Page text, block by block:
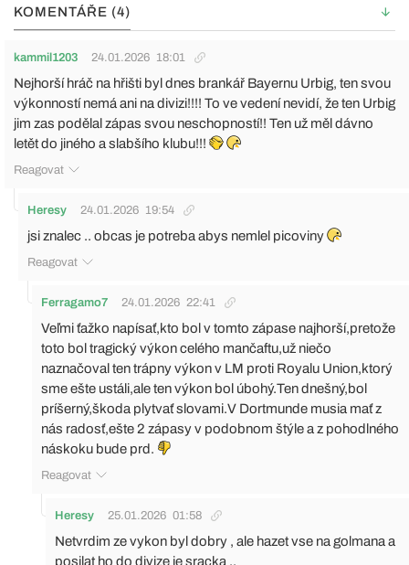
KOMENTÁŘE (4)
kammil1203 24.01.2026 18:01
Nejhorší hráč na hřišti byl dnes brankář Bayernu Urbig, ten svou
výkonností nemá ani na divizi!!!! To ve vedení nevidí, že ten Urbig
jim zas podělal zápas svou neschopností!! Ten už měl dávno
letět do jiného a slabšího klubu!!!
Reagovat
Heresy 24.01.2026 19:54
jsi znalec .. obcas je potreba abys nemlel picoviny
Reagovat
Ferragamo7 24.01.2026 22:41
Veľmi ťažko napísať,kto bol v tomto zápase najhorší,pretože
toto bol tragický výkon celého mančaftu,už niečo
naznačoval ten trápny výkon v LM proti Royalu Union,ktorý
sme ešte ustáli,ale ten výkon bol úbohý.Ten dnešný,bol
príšerný,škoda plytvať slovami.V Dortmunde musia mať z
nás radosť,ešte 2 zápasy v podobnom štýle a z pohodlného
náskoku bude prd.
Reagovat
Heresy 25.01.2026 01:58
Netvrdim ze vykon byl dobry , ale hazet vse na golmana a
posilat ho do divize je sracka ..